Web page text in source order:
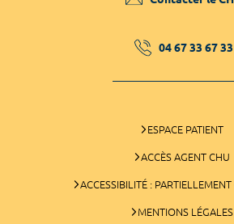
04 67 33 67 33
ESPACE PATIENT
ACCÈS AGENT CHU
ACCESSIBILITÉ :
MENTIONS LÉGALES